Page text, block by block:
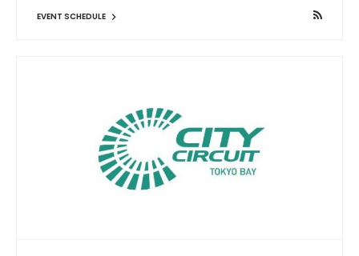
EVENT SCHEDULE